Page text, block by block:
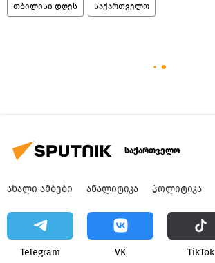
თბილისი დღეს საქართველო
საქართველო
ᲐᲮᲐᲚᲘ ᲐᲛᲑᲔᲑᲘ ᲐᲜᲐᲚᲘᲢᲘᲙᲐ ᲞᲝᲚᲘᲢᲘᲙᲐ
Telegram VK ТikТоk